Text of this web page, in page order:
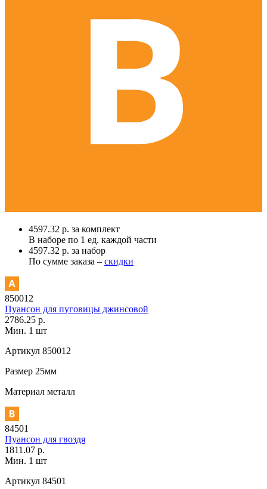
4597.32 р. за комплект
В наборе по 1 ед. каждой части
4597.32 р. за набор
По сумме заказа – скидки
850012
Пуансон для пуговицы джинсовой
2786.25 р.
Мин. 1 шт
Артикул 850012
Размер 25мм
Материал металл
84501
Пуансон для гвоздя
1811.07 р.
Мин. 1 шт
Артикул 84501